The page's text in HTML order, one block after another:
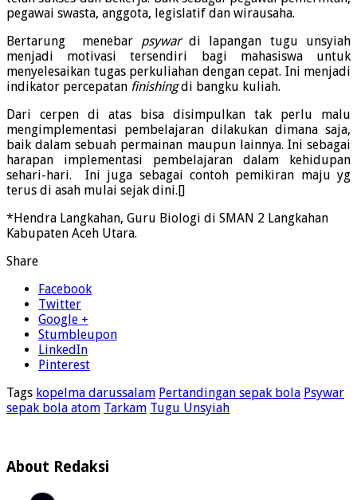
pegawai swasta, anggota, legislatif dan wirausaha.
Bertarung menebar psywardi lapangan tugu unsyiah
menjadi motivasi tersendiri bagi mahasiswa untuk
menyelesaikan tugas perkuliahan dengan cepat. Ini menjadi
indikator percepatan finishingdi bangku kuliah.
Dari cerpen di atas bisa disimpulkan tak perlu malu
mengimplementasi pembelajaran dilakukan dimana saja,
baik dalam sebuah permainan maupun lainnya. Ini sebagai
harapan implementasi pembelajaran dalam kehidupan
sehari-hari. Ini juga sebagai contoh pemikiran maju yg
terus di asah mulai sejak dini.[]
*Hendra Langkahan, Guru Biologi di SMAN 2 Langkahan
Kabupaten Aceh Utara.
Share
Facebook
Twitter
Google +
Stumbleupon
LinkedIn
Pinterest
Tags kopelma darussalam Pertandingan sepak bola Psywar
sepak bola atom Tarkam Tugu Unsyiah
About Redaksi